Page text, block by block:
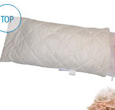
TOP